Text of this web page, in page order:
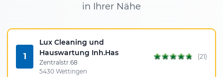
in Ihrer Nähe
1
Lux Cleaning und
Hauswartung Inh.Has
Zentralstr.68
5430 Wettingen
(21)